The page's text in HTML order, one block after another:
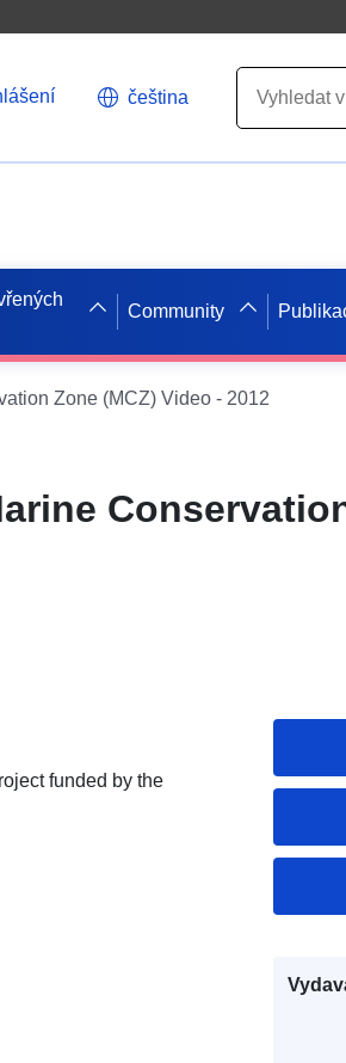
čeština
Community
Zone (MCZ) Video - 2012
funded by the